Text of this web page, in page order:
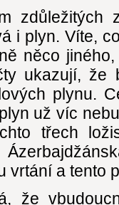
zdůležitých
i plyn. Víte,
něco
ukazují, že
plynu.
už víc
třech
vrtání a tento
že